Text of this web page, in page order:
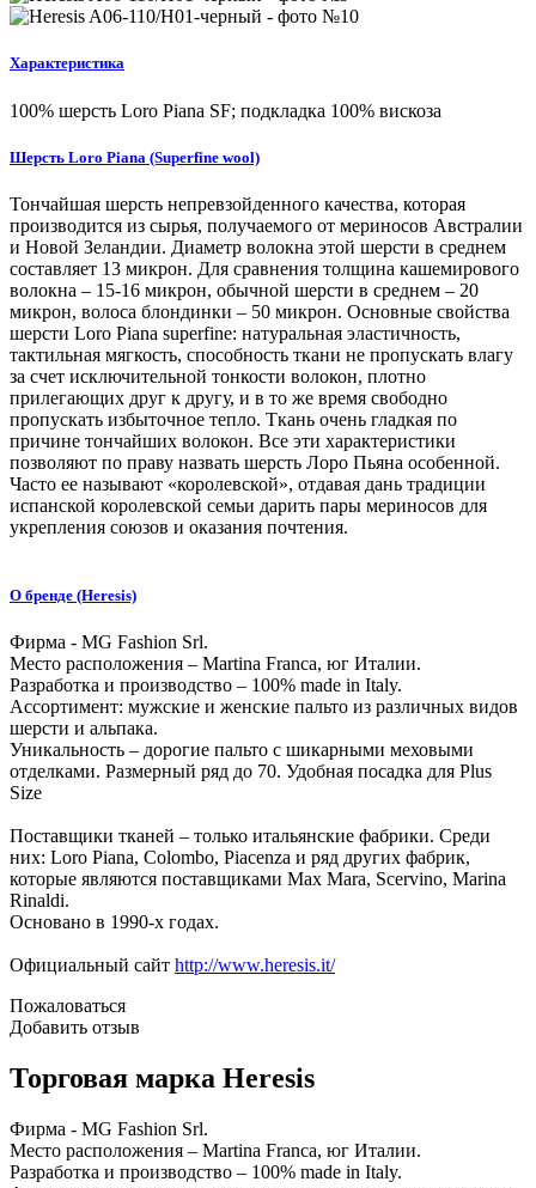
Характеристика
100% шерсть Loro Piana SF; подкладка 100% вискоза
Шерсть Loro Piana (Superfine wool)
Тончайшая шерсть непревзойденного качества, которая
производится из сырья, получаемого от мериносов Австралии
и Новой Зеландии. Диаметр волокна этой шерсти в среднем
составляет 13 микрон. Для сравнения толщина кашемирового
волокна – 15-16 микрон, обычной шерсти в среднем – 20
микрон, волоса блондинки – 50 микрон. Основные свойства
шерсти Loro Piana superfine: натуральная эластичность,
тактильная мягкость, способность ткани не пропускать влагу
за счет исключительной тонкости волокон, плотно
прилегающих друг к другу, и в то же время свободно
пропускать избыточное тепло. Ткань очень гладкая по
причине тончайших волокон. Все эти характеристики
позволяют по праву назвать шерсть Лоро Пьяна особенной.
Часто ее называют «королевской», отдавая дань традиции
испанской королевской семьи дарить пары мериносов для
укрепления союзов и оказания почтения.
О бренде (Heresis)
Фирма - MG Fashion Srl.
Место расположения – Martina Franca, юг Италии.
Разработка и производство – 100% made in Italy.
Ассортимент: мужские и женские пальто из различных видов
шерсти и альпака.
Уникальность – дорогие пальто с шикарными меховыми
отделками. Размерный ряд до 70. Удобная посадка для Plus
Size
Поставщики тканей – только итальянские фабрики. Среди
них: Loro Piana, Colombo, Piacenza и ряд других фабрик,
которые являются поставщиками Max Mara, Scervino, Marina
Rinaldi.
Основано в 1990-х годах.
Официальный сайт http://www.heresis.it/
Пожаловаться
Добавить отзыв
Торговая марка Heresis
Фирма - MG Fashion Srl.
Место расположения – Martina Franca, юг Италии.
Разработка и производство – 100% made in Italy.